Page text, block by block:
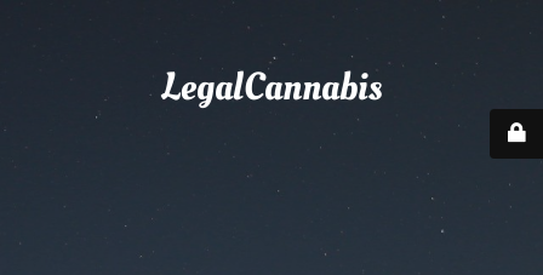
LegalCannabis